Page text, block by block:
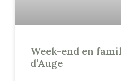
Week-end en
d’Auge